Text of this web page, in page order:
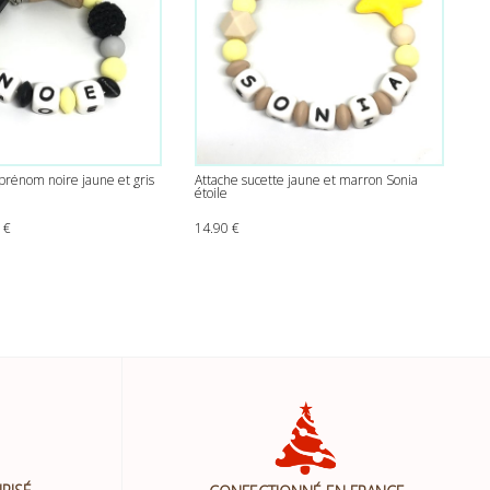
noire jaune et gris
initial était : 15.90 €.
€Le prix actuel est : 13.00 €.
Attache sucette jaune et marron Sonia
étoile
14.90 €